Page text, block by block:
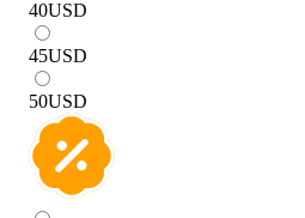
40USD
45USD
50USD